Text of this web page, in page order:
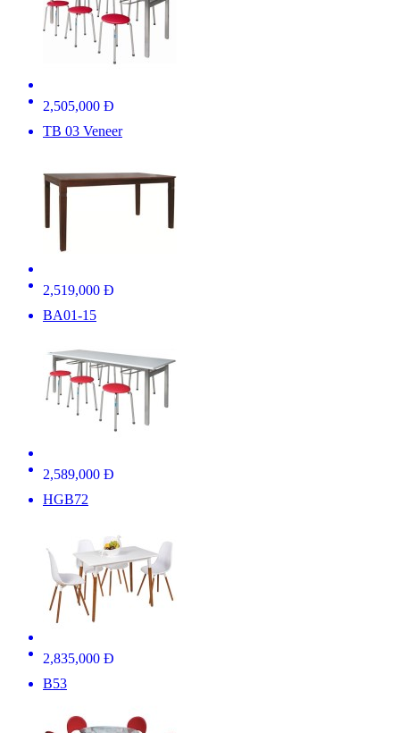
2,505,000 Đ
TB 03 Veneer
2,519,000 Đ
BA01-15
2,589,000 Đ
HGB72
2,835,000 Đ
B53